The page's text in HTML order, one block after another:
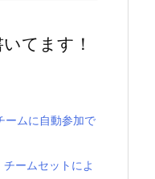
てます！
ームに自動参加で
ームセットによ